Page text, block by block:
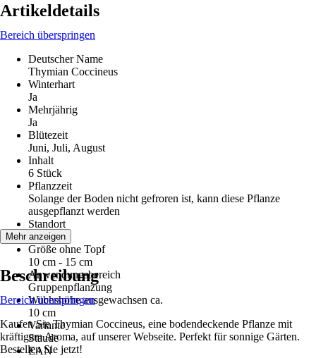
Artikeldetails
Bereich überspringen
Deutscher Name
Thymian Coccineus
Winterhart
Ja
Mehrjährig
Ja
Blütezeit
Juni, Juli, August
Inhalt
6 Stück
Pflanzzeit
Solange der Boden nicht gefroren ist, kann diese Pflanze
ausgepflanzt werden
Standort
Sonne
Größe ohne Topf
10 cm - 15 cm
Anwendungsbereich
Gruppenpflanzung
Wuchshöhe ausgewachsen ca.
10 cm
Variante
Staude
EAN
Mehr anzeigen
Beschreibung
Bereich überspringen
Kaufen Sie Thymian Coccineus, eine bodendeckende Pflanze mit
kräftigem Aroma, auf unserer Webseite. Perfekt für sonnige Gärten.
Bestellen Sie jetzt!